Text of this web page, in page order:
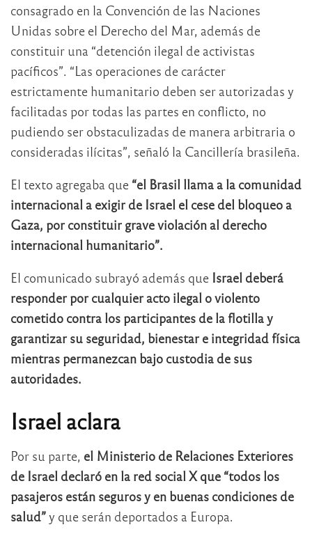
consagrado en la Convención de las Naciones
Unidas sobre el Derecho del Mar, además de
constituir una “detención ilegal de activistas
pacíficos”. “Las operaciones de carácter
estrictamente humanitario deben ser autorizadas y
facilitadas por todas las partes en conflicto, no
pudiendo ser obstaculizadas de manera arbitraria o
consideradas ilícitas”, señaló la Cancillería brasileña.
El texto agregaba que “el Brasil llama a la comunidad
internacional a exigir de Israel el cese del bloqueo a
Gaza, por constituir grave violación al derecho
internacional humanitario”.
El comunicado subrayó además que Israel deberá
responder por cualquier acto ilegal o violento
cometido contra los participantes de la flotilla y
garantizar su seguridad, bienestar e integridad física
mientras permanezcan bajo custodia de sus
autoridades.
Israel aclara
Por su parte, el Ministerio de Relaciones Exteriores
de Israel declaró en la red social X que “todos los
pasajeros están seguros y en buenas condiciones de
salud”y que serán deportados a Europa.